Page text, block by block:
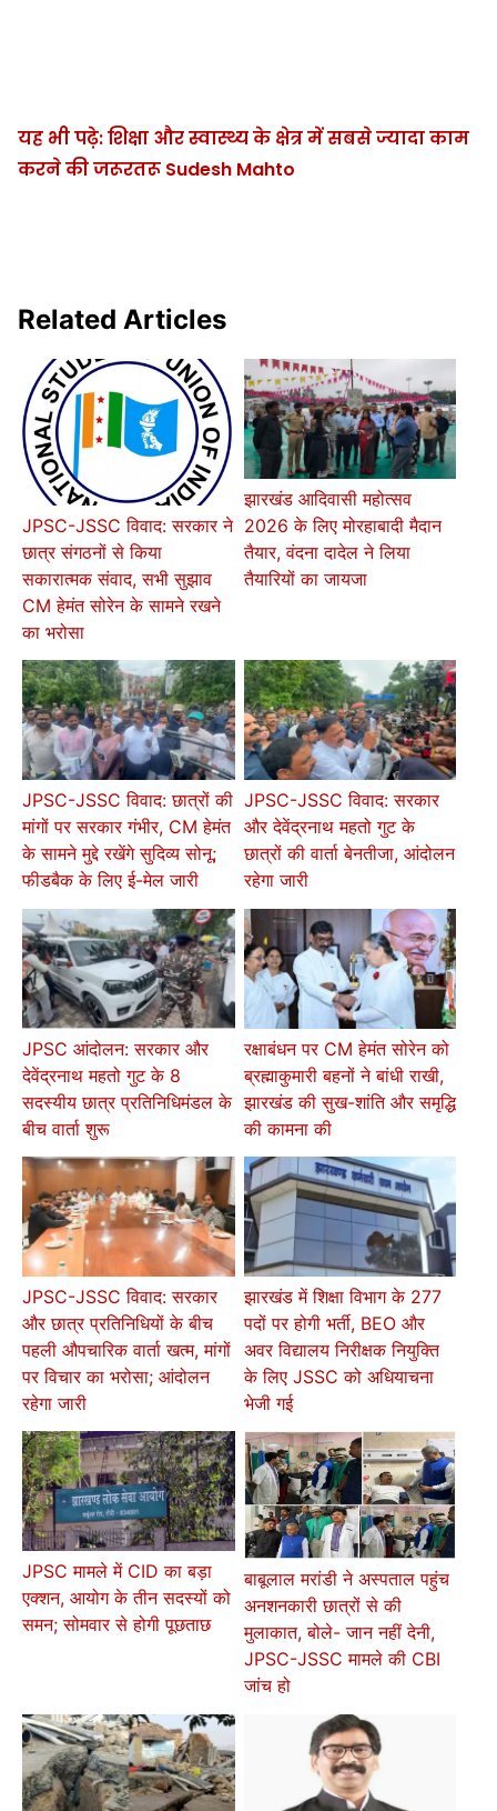
यह भी पढ़े: शिक्षा और स्वास्थ्य के क्षेत्र में सबसे ज्यादा काम
करने की जरूरतरू Sudesh Mahto
Related Articles
JPSC-JSSC विवाद: सरकार ने
छात्र संगठनों से किया
सकारात्मक संवाद, सभी सुझाव
CM हेमंत सोरेन के सामने रखने
का भरोसा
झारखंड आदिवासी महोत्सव
2026 के लिए मोरहाबादी मैदान
तैयार, वंदना दादेल ने लिया
तैयारियों का जायजा
JPSC-JSSC विवाद: छात्रों की
मांगों पर सरकार गंभीर, CM हेमंत
के सामने मुद्दे रखेंगे सुदिव्य सोनू;
फीडबैक के लिए ई-मेल जारी
JPSC-JSSC विवाद: सरकार
और देवेंद्रनाथ महतो गुट के
छात्रों की वार्ता बेनतीजा, आंदोलन
रहेगा जारी
JPSC आंदोलन: सरकार और
देवेंद्रनाथ महतो गुट के 8
सदस्यीय छात्र प्रतिनिधिमंडल के
बीच वार्ता शुरू
रक्षाबंधन पर CM हेमंत सोरेन को
ब्रह्माकुमारी बहनों ने बांधी राखी,
झारखंड की सुख-शांति और समृद्धि
की कामना की
JPSC-JSSC विवाद: सरकार
और छात्र प्रतिनिधियों के बीच
पहली औपचारिक वार्ता खत्म, मांगों
पर विचार का भरोसा; आंदोलन
रहेगा जारी
झारखंड में शिक्षा विभाग के 277
पदों पर होगी भर्ती, BEO और
अवर विद्यालय निरीक्षक नियुक्ति
के लिए JSSC को अधियाचना
भेजी गई
JPSC मामले में CID का बड़ा
एक्शन, आयोग के तीन सदस्यों को
समन; सोमवार से होगी पूछताछ
बाबूलाल मरांडी ने अस्पताल पहुंच
अनशनकारी छात्रों से की
मुलाकात, बोले- जान नहीं देनी,
JPSC-JSSC मामले की CBI
जांच हो